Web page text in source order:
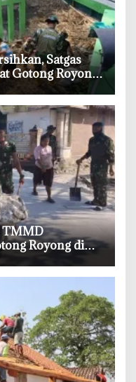
Satgas
Gotong Royong
TMMD
Royong di